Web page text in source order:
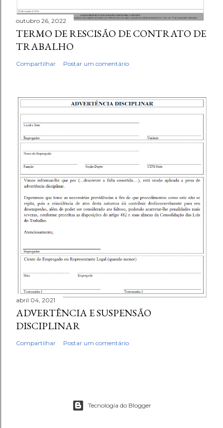
outubro 26, 2022
TERMO DE RESCISÃO DE CONTRATO DE
TRABALHO
Compartilhar Postar um comentário
abril 04, 2021
ADVERTÊNCIA E SUSPENSÃO
DISCIPLINAR
Compartilhar Postar um comentário
Tecnologia do Blogger